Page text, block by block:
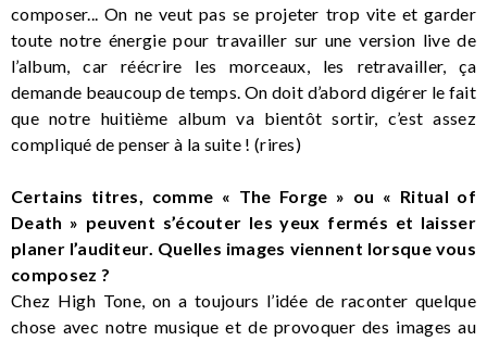
composer... On ne veut pas se projeter trop vite et garder
toute notre énergie pour travailler sur une version live de
l’album, car réécrire les morceaux, les retravailler, ça
demande beaucoup de temps. On doit d’abord digérer le fait
que notre huitième album va bientôt sortir, c’est assez
compliqué de penser à la suite ! (rires)
Certains titres, comme « The Forge » ou « Ritual of
Death » peuvent s’écouter les yeux fermés et laisser
planer l’auditeur. Quelles images viennent lorsque vous
composez ?
Chez High Tone, on a toujours l’idée de raconter quelque
chose avec notre musique et de provoquer des images au